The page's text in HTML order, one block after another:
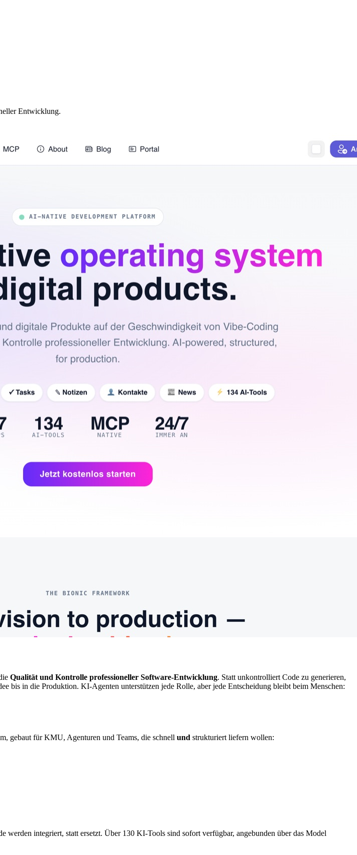
Entwicklung.
Qualität und Kontrolle professioneller Software-Entwicklung. Statt unkontrolliert Code zu generieren,
in die Produktion. KI-Agenten unterstützen jede Rolle, aber jede Entscheidung bleibt beim Menschen:
gebaut für KMU, Agenturen und Teams, die schnell und strukturiert liefern wollen:
integriert, statt ersetzt. Über 130 KI-Tools sind sofort verfügbar, angebunden über das Model